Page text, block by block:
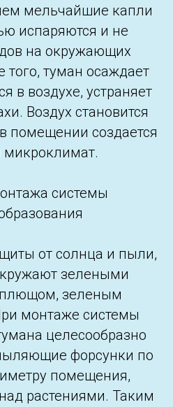
мельчайшие капли
испаряются и не
на окружающих
туман осаждает
в воздухе, устраняет
Воздух становится
помещении создается
системы
от солнца и пыли,
зелеными
зеленым
монтаже системы
целесообразно
форсунки по
помещения,
растениями. Таким